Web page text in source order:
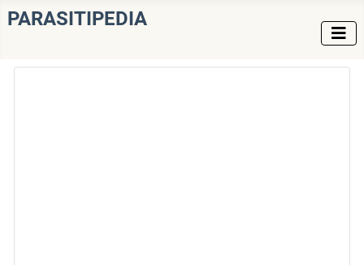
PARASITIPEDIA